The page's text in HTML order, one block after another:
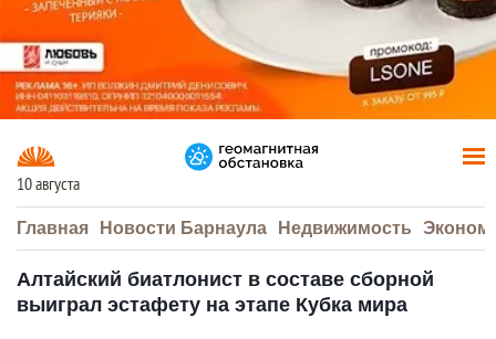
10 августа
Главная Новости Барнаула Недвижимость
Алтайский биатлонист в составе сборной
выиграл эстафету на этапе Кубка мира